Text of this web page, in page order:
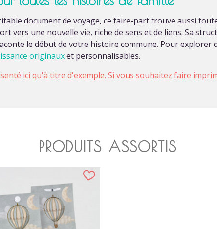
document de voyage, ce faire-part trouve aussi
vers une nouvelle vie, riche de sens et de liens. Sa
le début de votre histoire commune. Pour explorer
originauxet personnalisables.
ici qu'à titre d'exemple. Si vous souhaitez faire
PRODUITS ASSORTIS